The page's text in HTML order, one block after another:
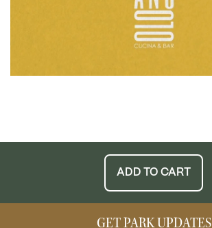
ADD TO CART
GET PARK UPDATES